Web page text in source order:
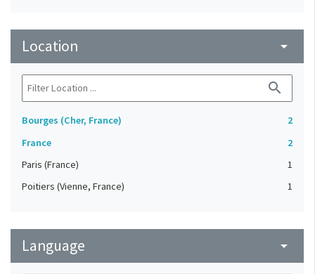
Location arrow_drop_down
search
Bourges (Cher, France)
2
France
2
Paris (France)
1
Poitiers (Vienne, France)
1
Language arrow_drop_down